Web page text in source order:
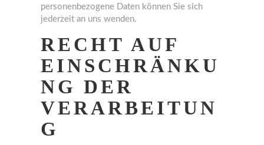
personenbezogene Daten können Sie sich
jederzeit an uns wenden.
RECHT AUF
EINSCHRÄNKU
NG DER
VERARBEITUN
G